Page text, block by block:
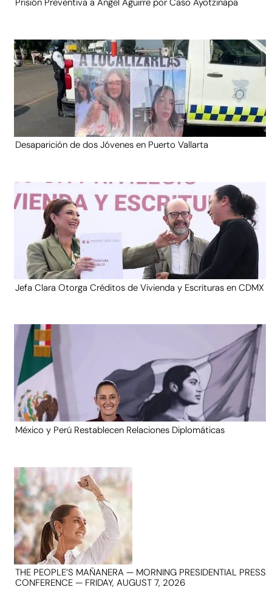
Desaparición de dos Jóvenes en Puerto Vallarta
Jefa Clara Otorga Créditos de Vivienda y Escrituras en CDMX
México y Perú Restablecen Relaciones Diplomáticas
THE PEOPLE’S MAÑANERA — MORNING PRESIDENTIAL PRESS
CONFERENCE — FRIDAY, AUGUST 7, 2026